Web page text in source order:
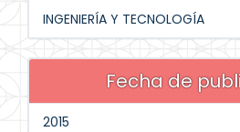
INGENIERÍA Y TECNOLOGÍA
Fecha de
2015